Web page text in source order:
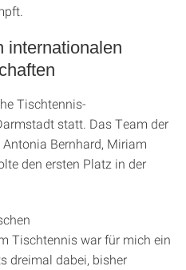
internationalen
Tischtennis-
statt. Das Team der
Bernhard, Miriam
den ersten Platz in der
Tischtennis war für mich ein
dreimal dabei, bisher